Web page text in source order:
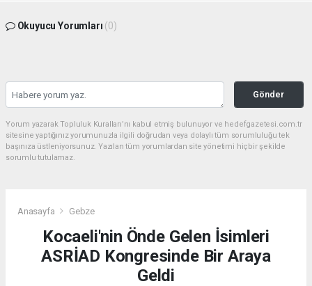
Okuyucu Yorumları (0)
Gönder
Yorum yazarak Topluluk Kuralları’nı kabul etmiş bulunuyor ve hedefgazetesi.com.tr
sitesine yaptığınız yorumunuzla ilgili doğrudan veya dolaylı tüm sorumluluğu tek
başınıza üstleniyorsunuz. Yazılan tüm yorumlardan site yönetimi hiçbir şekilde
sorumlu tutulamaz.
Anasayfa Gebze
Kocaeli'nin Önde Gelen İsimleri
ASRİAD Kongresinde Bir Araya
Geldi